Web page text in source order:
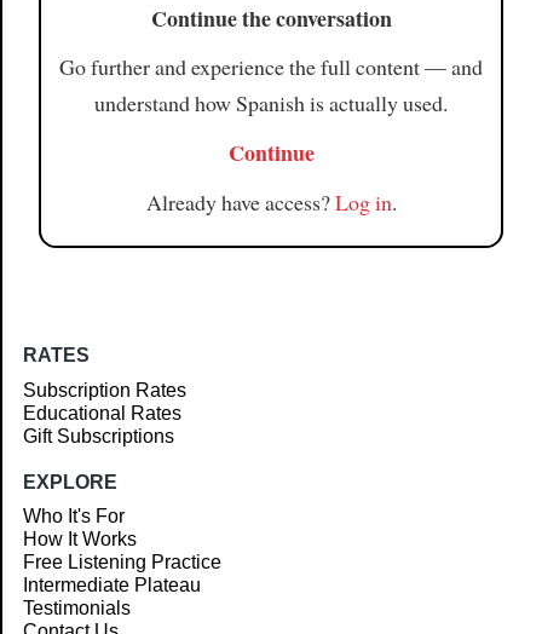
Continue the conversation
Go further and experience the full content — and
understand how Spanish is actually used.
Continue
Already have access?Log in.
RATES
Subscription Rates
Educational Rates
Gift Subscriptions
EXPLORE
Who It's For
How It Works
Free Listening Practice
Intermediate Plateau
Testimonials